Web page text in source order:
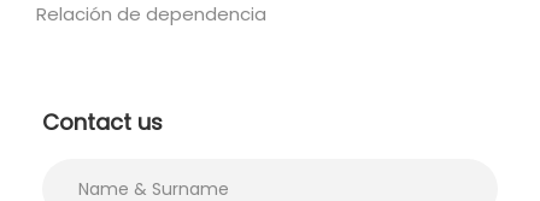
Relación de dependencia
Contact us